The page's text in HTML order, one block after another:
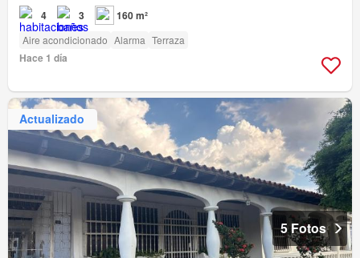
4 3 160 m²
Aire acondicionado Alarma Terraza
Hace 1 día
Actualizado
5 Fotos